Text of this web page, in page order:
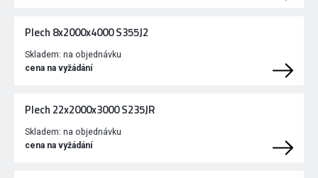
Plech 8x2000x4000 S355J2
Skladem: na objednávku
cena na vyžádání
Plech 22x2000x3000 S235JR
Skladem: na objednávku
cena na vyžádání